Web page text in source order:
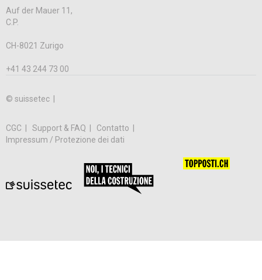
Auf der Mauer 11,
C.P.
CH-8021 Zurigo
+41 43 244 73 00
© suissetec |
CGC Support & FAQ
Contatto
Impressum / Protezione dei dati